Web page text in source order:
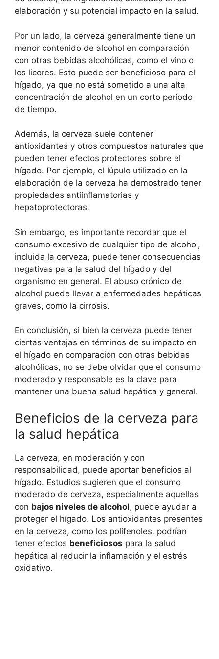
elaboración y su potencial impacto en la salud.
Por un lado, la cerveza generalmente tiene un
menor contenido de alcohol en comparación
con otras bebidas alcohólicas, como el vino o
los licores. Esto puede ser beneficioso para el
hígado, ya que no está sometido a una alta
concentración de alcohol en un corto período
de tiempo.
Además, la cerveza suele contener
antioxidantes y otros compuestos naturales que
pueden tener efectos protectores sobre el
hígado. Por ejemplo, el lúpulo utilizado en la
elaboración de la cerveza ha demostrado tener
propiedades antiinflamatorias y
hepatoprotectoras.
Sin embargo, es importante recordar que el
consumo excesivo de cualquier tipo de alcohol,
incluida la cerveza, puede tener consecuencias
negativas para la salud del hígado y del
organismo en general. El abuso crónico de
alcohol puede llevar a enfermedades hepáticas
graves, como la cirrosis.
En conclusión, si bien la cerveza puede tener
ciertas ventajas en términos de su impacto en
el hígado en comparación con otras bebidas
alcohólicas, no se debe olvidar que el consumo
moderado y responsable es la clave para
mantener una buena salud hepática y general.
Beneficios de la cerveza para
la salud hepática
La cerveza, en moderación y con
responsabilidad, puede aportar beneficios al
hígado. Estudios sugieren que el consumo
moderado de cerveza, especialmente aquellas
con bajos niveles de alcohol, puede ayudar a
proteger el hígado. Los antioxidantes presentes
en la cerveza, como los polifenoles, podrían
tener efectos beneficiosos para la salud
hepática al reducir la inflamación y el estrés
oxidativo.